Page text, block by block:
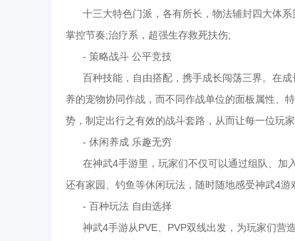
十三大特色门派，各有所长，物法辅封四大体系
掌控节奏;治疗系，超强生存救死扶伤;
- 策略战斗 公平竞技
百种技能，自由搭配，携手成长闯荡三界。在成
养的宠物协同作战，而不同作战单位的面板属性、
势，制定出行之有效的战斗套路，从而让每一位玩
- 休闲养成 乐趣无穷
在神武4手游里，玩家们不仅可以通过组队、加
还有家园、钓鱼等休闲玩法，随时随地感受神武4游
- 百种玩法 自由选择
神武4手游从PVE、PVP双线出发，为玩家们营